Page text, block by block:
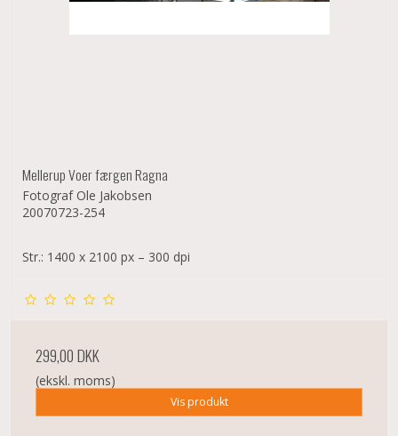
Mellerup Voer færgen Ragna
Fotograf Ole Jakobsen
20070723-254
Str.: 1400 x 2100 px – 300 dpi
299,00 DKK
(ekskl. moms)
Vis produkt